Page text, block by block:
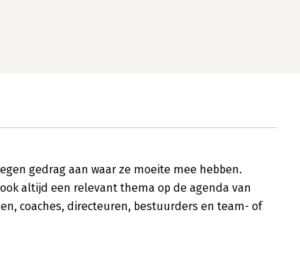
gedrag aan waar ze moeite mee hebben.
altijd een relevant thema op de agenda van
coaches, directeuren, bestuurders en team- of